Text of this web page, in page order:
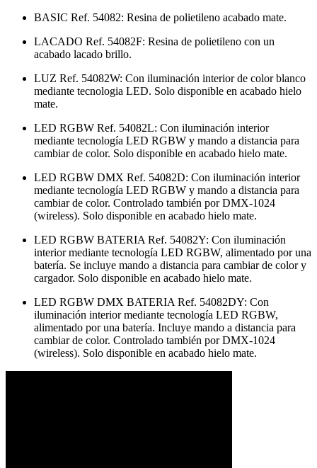
BASIC Ref. 54082: Resina de polietileno acabado mate.
LACADO Ref. 54082F: Resina de polietileno con un
acabado lacado brillo.
LUZ Ref. 54082W: Con iluminación interior de color blanco
mediante tecnologia LED. Solo disponible en acabado hielo
mate.
LED RGBW Ref. 54082L: Con iluminación interior
mediante tecnología LED RGBW y mando a distancia para
cambiar de color. Solo disponible en acabado hielo mate.
LED RGBW DMX Ref. 54082D: Con iluminación interior
mediante tecnología LED RGBW y mando a distancia para
cambiar de color. Controlado también por DMX-1024
(wireless). Solo disponible en acabado hielo mate.
LED RGBW BATERIA Ref. 54082Y: Con iluminación
interior mediante tecnología LED RGBW, alimentado por una
batería. Se incluye mando a distancia para cambiar de color y
cargador. Solo disponible en acabado hielo mate.
LED RGBW DMX BATERIA Ref. 54082DY: Con
iluminación interior mediante tecnología LED RGBW,
alimentado por una batería. Incluye mando a distancia para
cambiar de color. Controlado también por DMX-1024
(wireless). Solo disponible en acabado hielo mate.